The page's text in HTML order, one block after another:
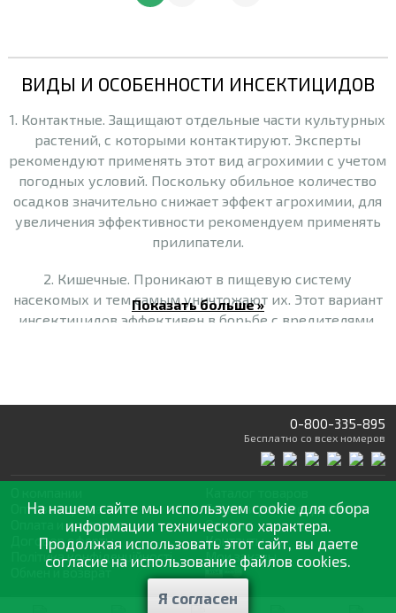
ВИДЫ И ОСОБЕННОСТИ ИНСЕКТИЦИДОВ
1. Контактные. Защищают отдельные части культурных
растений, с которыми контактируют. Эксперты
рекомендуют применять этот вид агрохимии с учетом
погодных условий. Поскольку обильное количество
осадков значительно снижает эффект агрохимии, для
увеличения эффективности рекомендуем применять
прилипатели.
2. Кишечные. Проникают в пищевую систему
насекомых и тем самым уничтожают их. Этот вариант
инсектицидов эффективен в борьбе с вредителями,
4. Системные. Перемещаются по сосудистой системе
растения, поэтому насекомые, которые употребляют в
вредителей, которые обитают на стеблях, листьях,
корнях растений.
Классификация инсектицидов по действующему
веществу
Показать больше »
0-800-335-895
Бесплатно со всех номеров
Оптовая продажа
Оплата и доставка
Договор оферты
Політика конфіденційності
Обмен и возврат
Статьии рекомендации
Отзывы
Контакты
Мои заказы
На нашем сайте мы используем cookie для сбора
информации технического характера.
Продолжая использовать этот сайт, вы даете
согласие на использование файлов cookies.
Я согласен